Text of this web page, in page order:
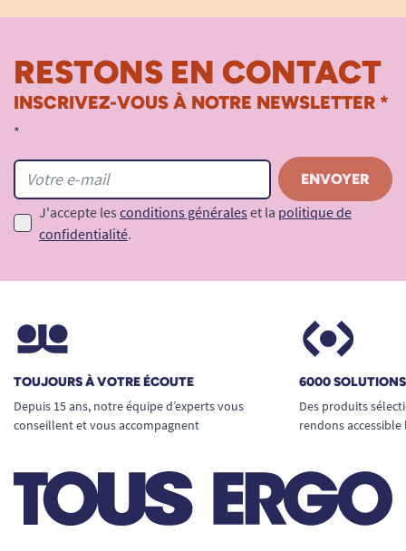
d’un pyjama traditionnel, discret et élégant.
nombreux cas
Conçue pour s’adapter à toutes les situations de
perte d’autonomie, la grenouillère Benefactor
Aux personnes âgées présentant des
troubles de la mémoire, de désorientation
ou atteintes d’Alzheimer.
Aux seniors ayant besoin d’une aide pour
l’habillage/déshabillage (avec maintien à
domicile ou en institution).
Aux situations de dépendance temporaire
Informations pratiques et entretien
facile
Tailles disponibles :
du 1 au 6 (voir tableau
RESTONS EN CONTACT
INSCRIVEZ-VOUS À NOTRE NEWSLETTER *
*
J'accepte les conditions générales et la politique de
confidentialité.
TOUJOURS À VOTRE ÉCOUTE
Depuis 15 ans, notre équipe d’experts vous
conseillent et vous accompagnent
6000
Des produits
rendons